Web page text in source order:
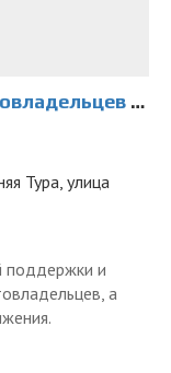
в Нижней Туре
Тура, улица
поддержки и
а